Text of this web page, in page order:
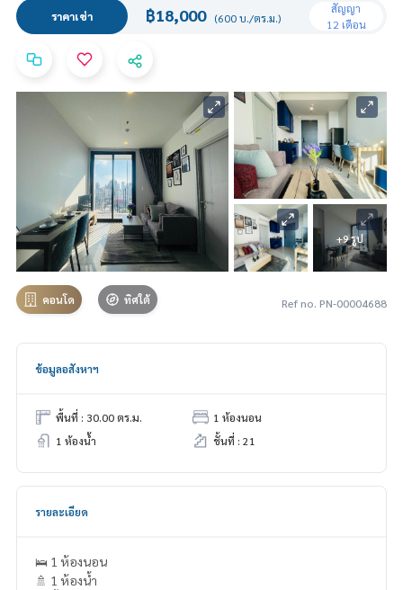
ราคาเช่า ฿18,000 (600 บ./ตร.ม.)
สัญญา
12 เดือน
+9 รูป
คอนโด ทิศใต้ Ref no. PN-00004688
ข้อมูลอสังหาฯ
พื้นที่ : 30.00 ตร.ม.
1 ห้องนอน
1 ห้องน้ำ
ชั้นที่ : 21
รายละเอียด
🛌 1 ห้องนอน
🚿 1 ห้องน้ำ